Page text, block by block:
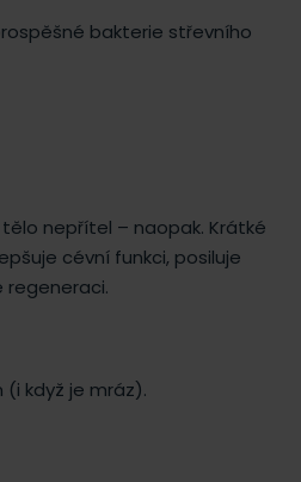
bakterie střevního
nepřítel – naopak. Krátké
cévní funkci, posiluje
regeneraci.
(i když je mráz).